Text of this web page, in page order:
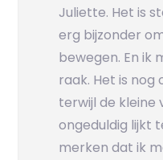
Juliette. Het is
erg bijzonder
bewegen. En ik
raak. Het is nog
terwijl de kleine
ongeduldig lijkt
merken dat ik